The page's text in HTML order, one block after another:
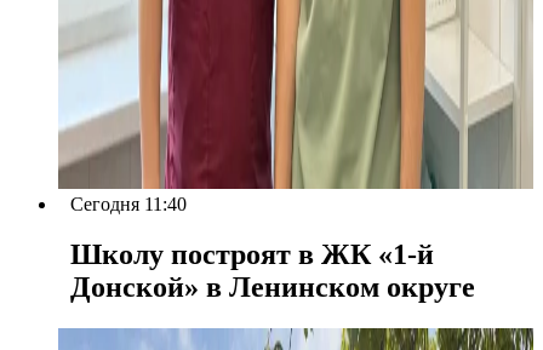
Сегодня 11:40
Школу построят в ЖК «1-й
Донской» в Ленинском округе